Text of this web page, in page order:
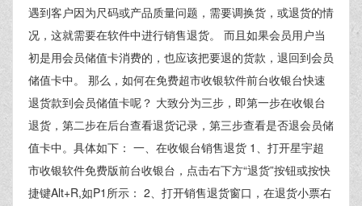
遇到客户因为尺码或产品质量问题，需要调换货，或退货的情
况，这就需要在软件中进行销售退货。 而且如果会员用户当
初是用会员储值卡消费的，也应该把要退的货款，退回到会员
储值卡中。 那么，如何在免费超市收银软件前台收银台快速
退货款到会员储值卡呢？ 大致分为三步，即第一步在收银台
退货，第二步在后台查看退货记录，第三步查看是否退会员储
值卡中。具体如下： 一、在收银台销售退货 1、打开星宇超
市收银软件免费版前台收银台，点击右下方“退货”按钮或按快
捷键Alt+R,如P1所示： 2、打开销售退货窗口，在退货小票右